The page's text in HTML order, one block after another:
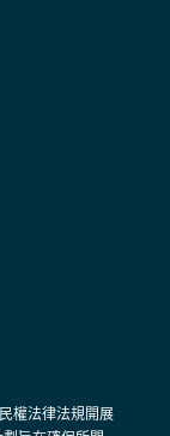
權法律法規開展